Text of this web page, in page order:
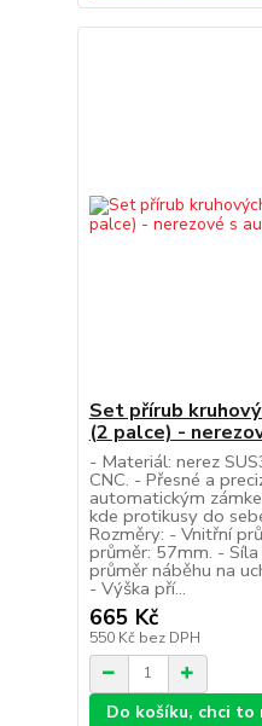
Set přírub
(2 palce) -
- Materiál: nerez
CNC. - Přesné a
automatickým
kde protikusy do
Rozměry: - Vnitřní
průměr: 57mm. -
průměr náběhu na
- Výška pří...
665 Kč
550 Kč bez DPH
Do košíku, chci to